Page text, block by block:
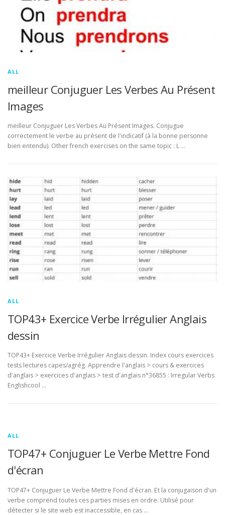
ALL
meilleur Conjuguer Les Verbes Au Présent
Images
meilleur Conjuguer Les Verbes Au Présent Images. Conjugue
correctement le verbe au présent de l'indicatif (à la bonne personne
bien entendu). Other french exercises on the same topic : L …
ALL
TOP43+ Exercice Verbe Irrégulier Anglais
dessin
TOP43+ Exercice Verbe Irrégulier Anglais dessin. Index cours exercices
tests lectures capes/agrég. Apprendre l'anglais > cours & exercices
d'anglais > exercices d'anglais > test d'anglais n°36855 : Irregular Verbs
Englishcool …
ALL
TOP47+ Conjuguer Le Verbe Mettre Fond
d'écran
TOP47+ Conjuguer Le Verbe Mettre Fond d'écran. Et la conjugaison d'un
verbe comprend toutes ces parties mises en ordre. Utilisé pour
détecter si le site web est inaccessible, en cas …